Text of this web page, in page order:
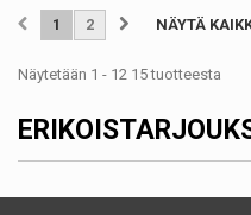
NÄYTÄ
1 2
Näytetään 1 - 12 15 tuotteesta